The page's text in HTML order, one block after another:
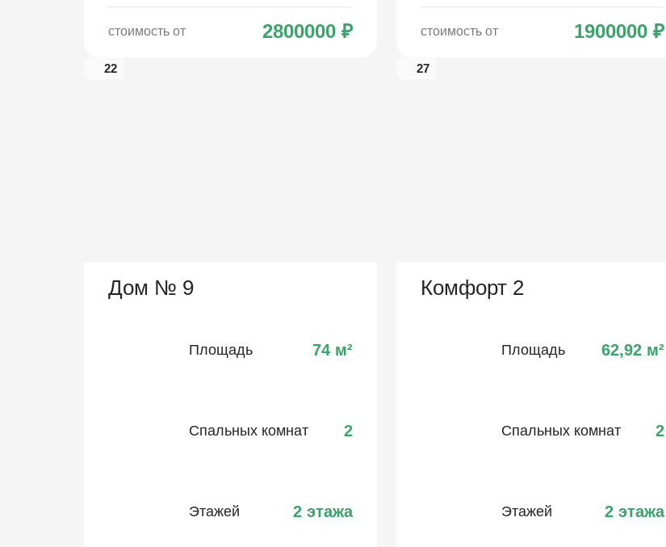
стоимость от 2800000 ₽
22
стоимость от 1900000 ₽
27
Дом № 9
Площадь 74 м²
Спальных комнат 2
Этажей 2 этажа
Комфорт 2
Площадь 62,92 м²
Спальных комнат 2
Этажей 2 этажа